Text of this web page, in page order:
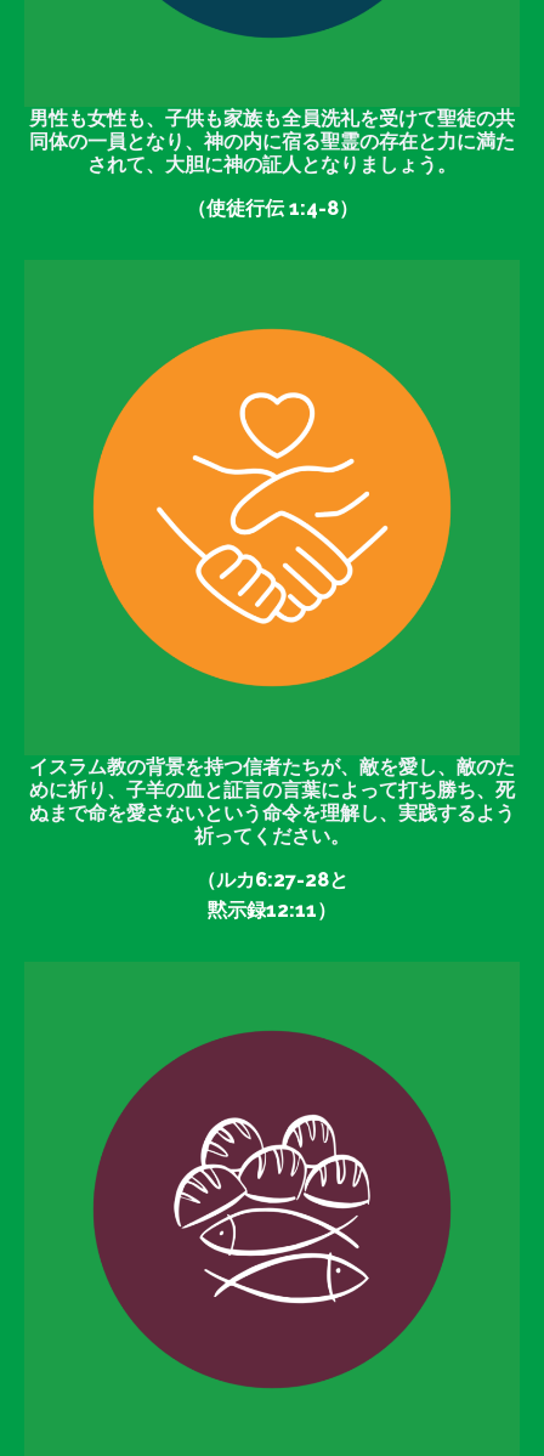
男性も女性も、子供も家族も全員洗礼を受けて聖徒の共
同体の一員となり、神の内に宿る聖霊の存在と力に満た
されて、大胆に神の証人となりましょう。
（使徒行伝 1:4-8）
イスラム教の背景を持つ信者たちが、敵を愛し、敵のた
めに祈り、子羊の血と証言の言葉によって打ち勝ち、死
ぬまで命を愛さないという命令を理解し、実践するよう
祈ってください。
（ルカ6:27-28と
黙示録12:11）